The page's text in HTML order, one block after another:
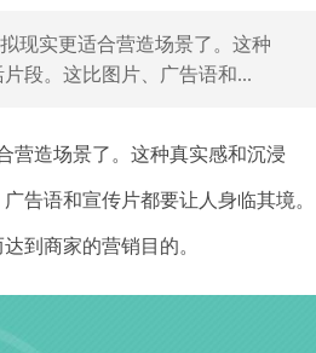
现实更适合营造场景了。这种
段。这比图片、广告语和...
营造场景了。这种真实感和沉浸
告语和宣传片都要让人身临其境。
到商家的营销目的。